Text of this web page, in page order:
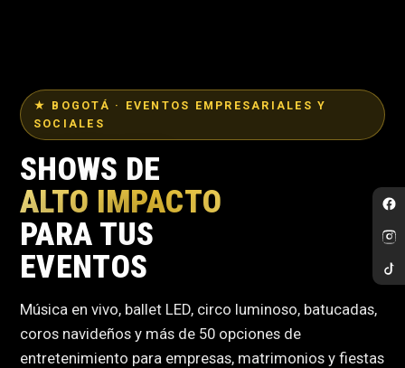
★ BOGOTÁ · EVENTOS EMPRESARIALES Y
SOCIALES
SHOWS DE
ALTO IMPACTO
PARA TUS
EVENTOS
Música en vivo, ballet LED, circo luminoso, batucadas,
coros navideños y más de 50 opciones de
entretenimiento para empresas, matrimonios y fiestas